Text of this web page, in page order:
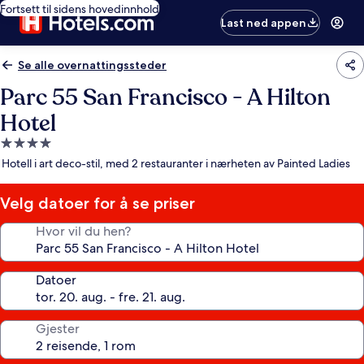
Fortsett til sidens hovedinnhold
Last ned appen
Se alle overnattingssteder
Parc 55 San Francisco - A Hilton
Hotel
Overnattingssted
med
stjerner
Hotell i art deco-stil, med 2 restauranter i nærheten av Painted Ladies
Velg datoer for å se priser
Hvor vil du hen?
Datoer
Gjester